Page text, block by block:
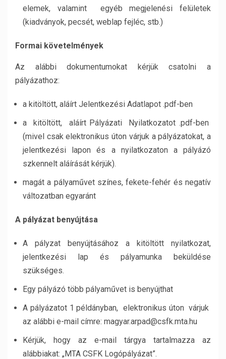
elemek, valamint egyéb megjelenési felületek
(kiadványok, pecsét, weblap fejléc, stb.)
Formai követelmények
Az alábbi dokumentumokat kérjük csatolni a
pályázathoz:
a kitöltött, aláírt Jelentkezési Adatlapot .pdf-ben
a kitöltött, aláírt Pályázati Nyilatkozatot .pdf-ben
(mivel csak elektronikus úton várjuk a pályázatokat, a
jelentkezési lapon és a nyilatkozaton a pályázó
szkennelt aláírását kérjük).
magát a pályaművet színes, fekete-fehér és negatív
változatban egyaránt
A pályázat benyújtása
A pályzat benyújtásához a kitöltött nyilatkozat,
jelentkezési lap és pályamunka beküldése
szükséges.
Egy pályázó több pályaművet is benyújthat
A pályázatot 1 példányban, elektronikus úton várjuk
az alábbi e-mail címre: magyar.arpad@csfk.mta.hu
Kérjük, hogy az e-mail tárgya tartalmazza az
alábbiakat: „MTA CSFK Logópályázat”.